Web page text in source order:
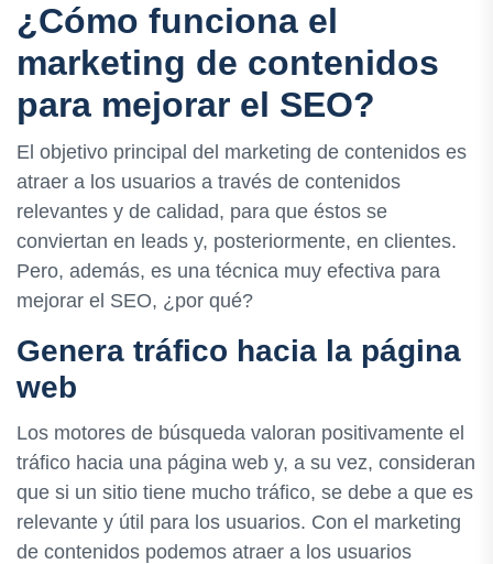
¿Cómo funciona el
marketing de contenidos
para mejorar el SEO?
El objetivo principal del marketing de contenidos es
atraer a los usuarios a través de contenidos
relevantes y de calidad, para que éstos se
conviertan en leads y, posteriormente, en clientes.
Pero, además, es una técnica muy efectiva para
mejorar el SEO, ¿por qué?
Genera tráfico hacia la página
web
Los motores de búsqueda valoran positivamente el
tráfico hacia una página web y, a su vez, consideran
que si un sitio tiene mucho tráfico, se debe a que es
relevante y útil para los usuarios. Con el marketing
de contenidos podemos atraer a los usuarios